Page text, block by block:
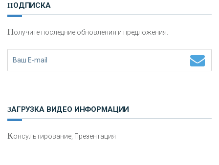
«ЗАПСИБКОМБАНК»
«РОСЕВРОБАНК»
ПОДПИСКА
Получите последние обновления и предложения.
ЗАГРУЗКА ВИДЕО ИНФОРМАЦИИ
Консультирование, Презентация